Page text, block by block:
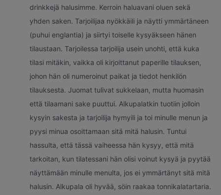
drinkkejä halusimme. Kerroin haluavani oluen sekä
yhden saken. Tarjoilijaa nyökkäili ja näytti ymmärtäneen
(puhui englantia) ja siirtyi toiselle kysyäkseen hänen
tilaustaan. Tarjoilessa tarjoilija usein unohti, että kuka
tilasi mitäkin, vaikka oli kirjoittanut paperille tilauksen,
johon hän oli numeroinut paikat ja tiedot henkilön
tilauksesta. Juomat tulivat sukkelaan, mutta huomasin
että tilaamani sake puuttui. Alkupalatkin tuotiin jolloin
kysyin sakesta ja tarjoilija hymyili ja toi minulle menun ja
pyysi minua osoittamaan sitä mitä halusin. Tuntui
hassulta, että tässä vaiheessa hän kysyy, että mitä
tarkoitan, kun tilatessani hän olisi voinut kysyä ja pyytää
näyttämään minulle menulta, jos ei ymmärtänyt sitä mitä
halusin. Alkupala oli hyvää, söin raakaa tonnikalatartaria.